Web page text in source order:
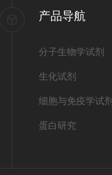
产品导航
分子生物学试剂
生化试剂
细胞与免疫学试剂
蛋白研究